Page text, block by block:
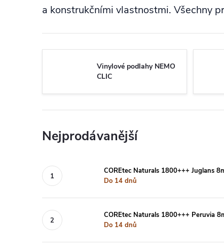
a konstrukčními vlastnostmi. Všechny
Vinylové podlahy NEMO
CLIC
Nejprodávanější
COREtec Naturals 1800+++ Juglans
Do 14 dnů
COREtec Naturals 1800+++ Peruvia
Do 14 dnů